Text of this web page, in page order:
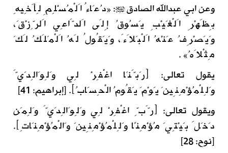
وعن ابي عبدالله الصادق
: «دُعَاءُ اَلْمُسْلِمِ لِأَخِيهِ
بِظَهْرِ اَلْغَيْبِ يَسُوقُ إِلَى اَلدَّاعِي اَلرِّزْقَ،
وَيَصْرِفُ عَنْهُ اَلْبَلاَءَ، وَيَقُولُ لَهُ اَلْمَلَكُ لَكَ
مِثْلاَهُ» .
يقول تعالى: ﴿رَبَّنَا اغْفِرْ لِي وَلِوَالِدَيَّ
وَلِلْمُؤْمِنِينَ يَوْمَ يَقُومُ الْحِسَابُ﴾. [إبراهيم: 41]
ويقول تعالى: ﴿رَّبِّ اغْفِرْ لِي وَلِوَالِدَيَّ وَلِمَن
دَخَلَ بَيْتِيَ مُؤْمِنًا وَلِلْمُؤْمِنِينَ وَالْمُؤْمِنَاتِ﴾.
[نوح: 28]